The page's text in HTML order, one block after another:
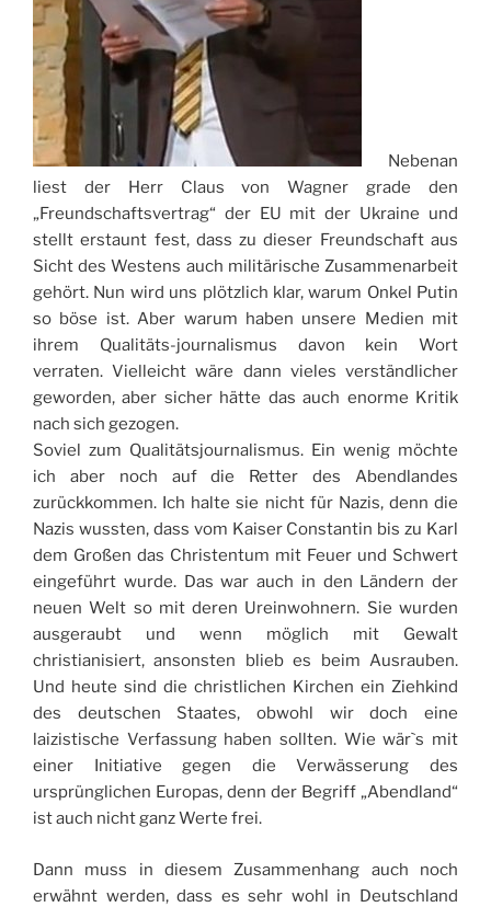
Nebenan
liest der Herr Claus von Wagner grade den
„Freundschaftsvertrag“ der EU mit der Ukraine und
stellt erstaunt fest, dass zu dieser Freundschaft aus
Sicht des Westens auch militärische Zusammenarbeit
gehört. Nun wird uns plötzlich klar, warum Onkel Putin
so böse ist. Aber warum haben unsere Medien mit
ihrem Qualitäts-journalismus davon kein Wort
verraten. Vielleicht wäre dann vieles verständlicher
geworden, aber sicher hätte das auch enorme Kritik
nach sich gezogen.
Soviel zum Qualitätsjournalismus. Ein wenig möchte
ich aber noch auf die Retter des Abendlandes
zurückkommen. Ich halte sie nicht für Nazis, denn die
Nazis wussten, dass vom Kaiser Constantin bis zu Karl
dem Großen das Christentum mit Feuer und Schwert
eingeführt wurde. Das war auch in den Ländern der
neuen Welt so mit deren Ureinwohnern. Sie wurden
ausgeraubt und wenn möglich mit Gewalt
christianisiert, ansonsten blieb es beim Ausrauben.
Und heute sind die christlichen Kirchen ein Ziehkind
des deutschen Staates, obwohl wir doch eine
laizistische Verfassung haben sollten. Wie wär`s mit
einer Initiative gegen die Verwässerung des
ursprünglichen Europas, denn der Begriff „Abendland“
ist auch nicht ganz Werte frei.
Dann muss in diesem Zusammenhang auch noch
erwähnt werden, dass es sehr wohl in Deutschland